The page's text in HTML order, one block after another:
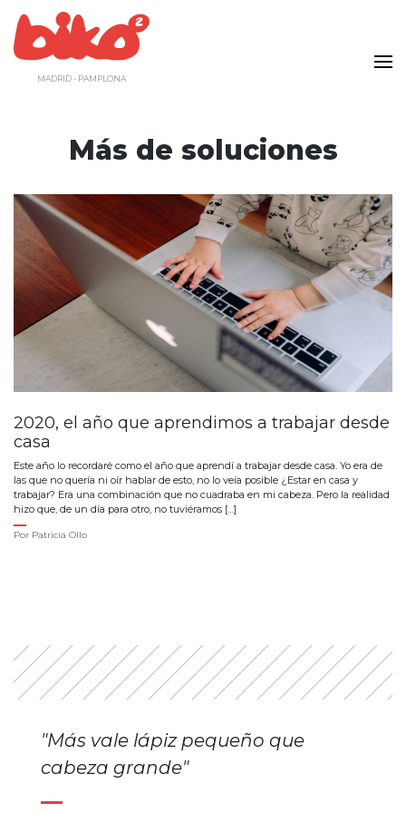
contenido
MADRID - PAMPLONA
Más de soluciones
2020, el año que aprendimos a trabajar desde
casa
Este año lo recordaré como el año que aprendí a trabajar desde casa. Yo era de
las que no quería ni oír hablar de esto, no lo veía posible ¿Estar en casa y
trabajar? Era una combinación que no cuadraba en mi cabeza. Pero la realidad
hizo que, de un día para otro, no tuviéramos […]
Por Patricia Ollo
"Más vale lápiz pequeño que
cabeza grande"